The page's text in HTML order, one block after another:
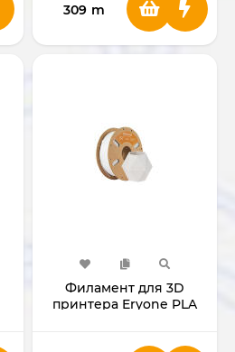
309 m
Филамент для 3D
принтера Eryone PLA